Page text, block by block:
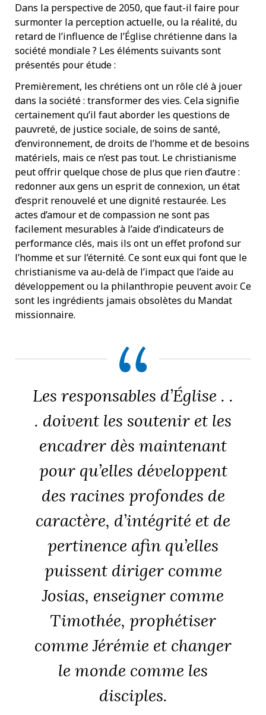
Dans la perspective de 2050, que faut-il faire pour
surmonter la perception actuelle, ou la réalité, du
retard de l’influence de l’Église chrétienne dans la
société mondiale ? Les éléments suivants sont
présentés pour étude :
Premièrement, les chrétiens ont un rôle clé à jouer
dans la société : transformer des vies. Cela signifie
certainement qu’il faut aborder les questions de
pauvreté, de justice sociale, de soins de santé,
d’environnement, de droits de l’homme et de besoins
matériels, mais ce n’est pas tout. Le christianisme
peut offrir quelque chose de plus que rien d’autre :
redonner aux gens un esprit de connexion, un état
d’esprit renouvelé et une dignité restaurée. Les
actes d’amour et de compassion ne sont pas
facilement mesurables à l’aide d’indicateurs de
performance clés, mais ils ont un effet profond sur
l’homme et sur l’éternité. Ce sont eux qui font que le
christianisme va au-delà de l’impact que l’aide au
développement ou la philanthropie peuvent avoir. Ce
sont les ingrédients jamais obsolètes du Mandat
missionnaire.
Les responsables d’Église . .
. doivent les soutenir et les
encadrer dès maintenant
pour qu’elles développent
des racines profondes de
caractère, d’intégrité et de
pertinence afin qu’elles
puissent diriger comme
Josias, enseigner comme
Timothée, prophétiser
comme Jérémie et changer
le monde comme les
disciples.